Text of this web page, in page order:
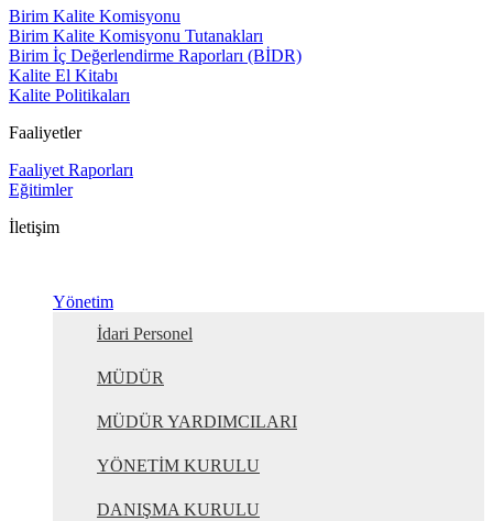
Birim Kalite Komisyonu
Birim Kalite Komisyonu Tutanakları
Birim İç Değerlendirme Raporları (BİDR)
Kalite El Kitabı
Kalite Politikaları
Faaliyetler
Faaliyet Raporları
Eğitimler
İletişim
Yönetim
İdari Personel
MÜDÜR
MÜDÜR YARDIMCILARI
YÖNETİM KURULU
DANIŞMA KURULU